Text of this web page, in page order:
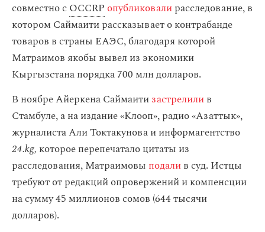
совместно сOCCRP опубликовалирасследование, в
котором Саймаити рассказывает о контрабанде
товаров в страны ЕАЭС, благодаря которой
Матраимов якобы вывел из экономики
Кыргызстана порядка 700 млн долларов.
В ноябре Айеркена Саймаитизастрелилив
Стамбуле, а на издание «Клооп», радио «Азаттык»,
журналиста Али Токтакунова и информагентство
24.kg, которое перепечатало цитаты из
расследования, Матраимовы подалив суд. Истцы
требуют от редакций опровержений и компенсции
на сумму 45 миллионов сомов (644 тысячи
долларов).